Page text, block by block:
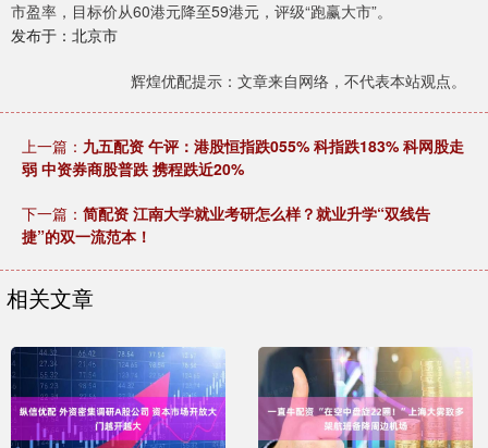
市盈率，目标价从60港元降至59港元，评级“跑赢大市”。
发布于：北京市
辉煌优配提示：文章来自网络，不代表本站观点。
上一篇： 九五配资 午评：港股恒指跌055% 科指跌183% 科网股走
弱 中资券商股普跌 携程跌近20%
下一篇： 简配资 江南大学就业考研怎么样？就业升学“双线告
捷”的双一流范本！
相关文章